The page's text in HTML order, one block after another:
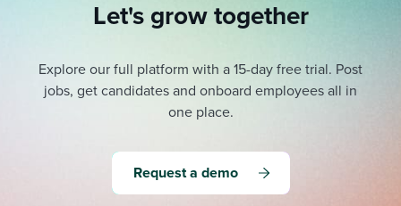
Let's grow together
Explore our full platform with a 15-day free trial. Post
jobs, get candidates and onboard employees all in
one place.
Request a demo